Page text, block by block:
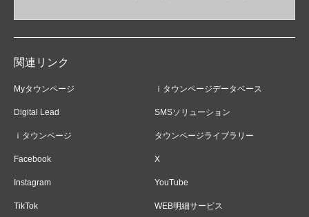
関連リンク
Myタウンページ ｉタウンページデータベース
Digital Lead SMSソリューション
ｉタウンページ タウンページライブラリー
Facebook X
Instagram YouTube
TikTok WEB明細サービス